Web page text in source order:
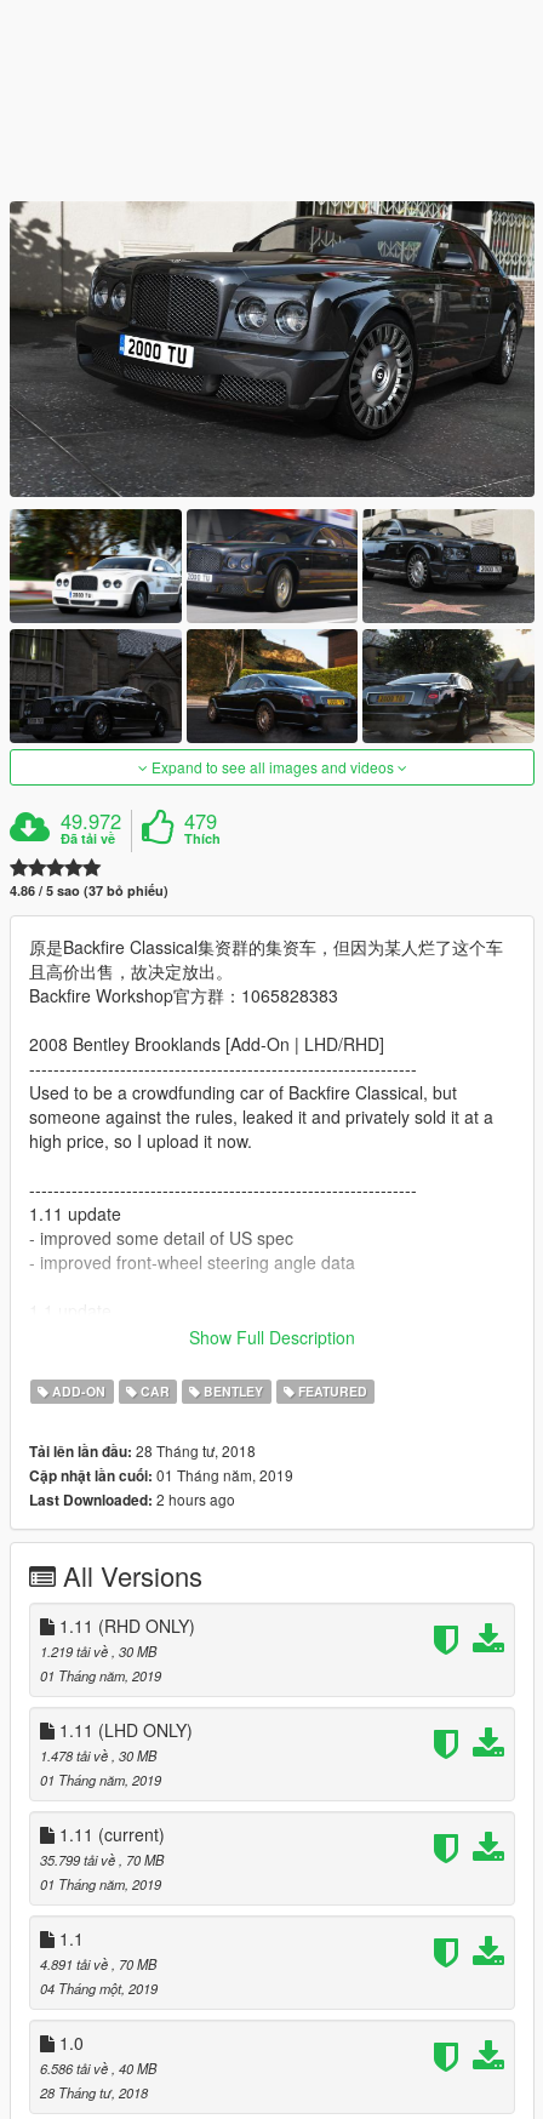
Expand to see all images and videos
49.972
Đã tải về
479
Thích
4.86 / 5 sao (37 bỏ phiếu)
原是Backfire Classical集资群的集资车，但因为某人烂了这个车
且高价出售，故决定放出。
Backfire Workshop官方群：1065828383
2008 Bentley Brooklands [Add-On | LHD/RHD]
----------------------------------------------------------------
Used to be a crowdfunding car of Backfire Classical, but
someone against the rules, leaked it and privately sold it at a
high price, so I upload it now.
----------------------------------------------------------------
1.11 update
- improved some detail of US spec
- improved front-wheel steering angle data
- added US spec (spawn code: brooklands1)
- metallic paint
- added window stickers
- improved interior detail and texture
- improved engine detail and texture
----------------------------------------------------------------
Original Model Author: Squir, Forza Motorsport4
Convert&: Edited: XPERIA
some part of interior from 2003 Bentley Continental GT
Screenshot/Test : 小宇
Technical support & Special thanks： Backfire Workshop
----------------------------------------------------------------
Mod features:
- HQ Model
- Right-hand drive
- UK license plates
- 3d Pirelli tires
- Working lights system
- Correct car proportions
- Working rear seats
- Metallic paint
color1:body
Show Full Description
ADD-ON CAR BENTLEY FEATURED
Tải lên lần đầu: 28 Tháng tư, 2018
Cập nhật lần cuối: 01 Tháng năm, 2019
Last Downloaded: 2 hours ago
All Versions
1.11 (RHD ONLY)
1.219 tải về , 30 MB
01 Tháng năm, 2019
1.11 (LHD ONLY)
1.478 tải về , 30 MB
01 Tháng năm, 2019
1.11 (current)
35.799 tải về
, 70 MB
01 Tháng năm, 2019
1.1
4.891 tải về
, 70 MB
04 Tháng một, 2019
1.0
6.586 tải về , 40 MB
28 Tháng tư, 2018